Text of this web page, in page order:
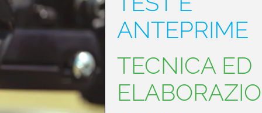
ANTEPRIME
TECNICA ED